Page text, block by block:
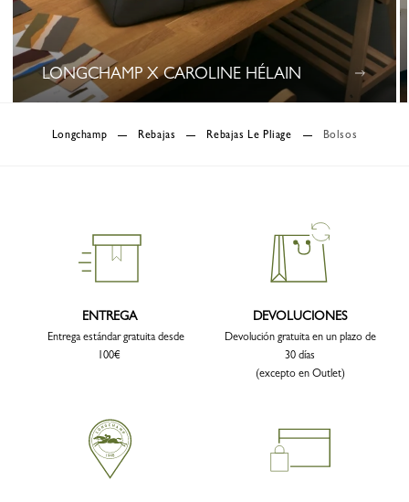
LONGCHAMP X CAROLINE HÉLAIN
Longchamp Rebajas Rebajas Le Pliage Bolsos
ENTREGA
Entrega estándar gratuita desde
100€
DEVOLUCIONES
Devolución gratuita en un plazo de
30 días
(excepto en Outlet)